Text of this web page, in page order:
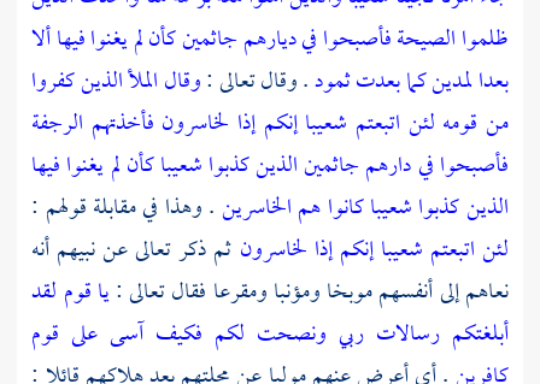
ظلموا الصيحة فأصبحوا في ديارهم جاثمين كأن لم يغنوا فيها ألا
بعدا لمدين كما بعدت ثمود. وقال تعالى :وقال الملأ الذين كفروا
من قومه لئن اتبعتم شعيبا إنكم إذا لخاسرون فأخذتهم الرجفة
فأصبحوا في دارهم جاثمين الذين كذبوا شعيبا كأن لم يغنوا فيها
الذين كذبوا شعيبا كانوا هم الخاسرين. وهذا في مقابلة قولهم :
لئن اتبعتم شعيبا إنكم إذا لخاسرون ثم ذكر تعالى عن نبيهم أنه
نعاهم إلى أنفسهم موبخا ومؤنبا ومقرعا فقال تعالى :يا قوم لقد
أبلغتكم رسالات ربي ونصحت لكم فكيف آسى على قوم